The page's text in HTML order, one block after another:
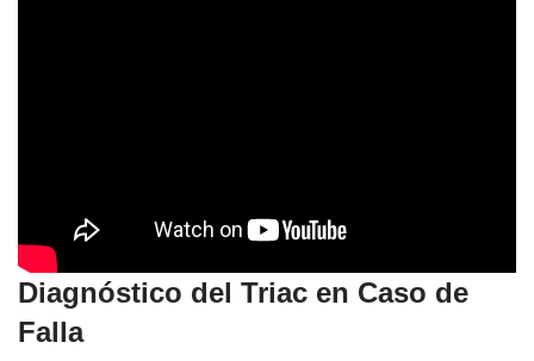
Diagnóstico del Triac en Caso de
Falla